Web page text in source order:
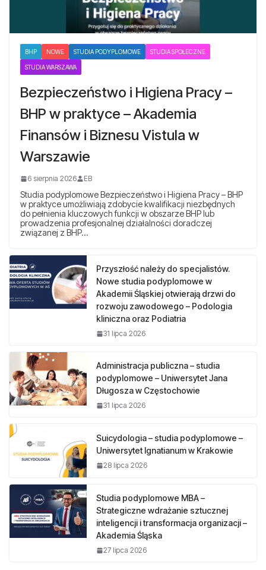
BHP NOWE STUDIA PODYPLOMOWE STUDIA SPOŁECZNE
STUDIA WARSZAWA
Bezpieczeństwo i Higiena Pracy –
BHP w praktyce – Akademia
Finansów i Biznesu Vistula w
Warszawie
6 sierpnia 2026 EB
Studia podyplomowe Bezpieczeństwo i Higiena Pracy – BHP
w praktyce umożliwiają zdobycie kwalifikacji niezbędnych
do pełnienia kluczowych funkcji w obszarze BHP lub
prowadzenia profesjonalnej działalności doradczej
związanej z BHP…
Przyszłość należy do specjalistów.
Nowe studia podyplomowe w
Akademii Śląskiej otwierają drzwi do
rozwoju zawodowego – Podologia
kliniczna oraz Podiatria
31 lipca 2026
Administracja publiczna – studia
podyplomowe – Uniwersytet Jana
Długosza w Częstochowie
31 lipca 2026
Suicydologia – studia podyplomowe –
Uniwersytet Ignatianum w Krakowie
28 lipca 2026
Studia podyplomowe MBA –
Strategiczne wdrażanie sztucznej
inteligencji i transformacja organizacji –
Akademia Śląska
27 lipca 2026